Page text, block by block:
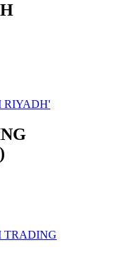
RIYADH'
TRADING